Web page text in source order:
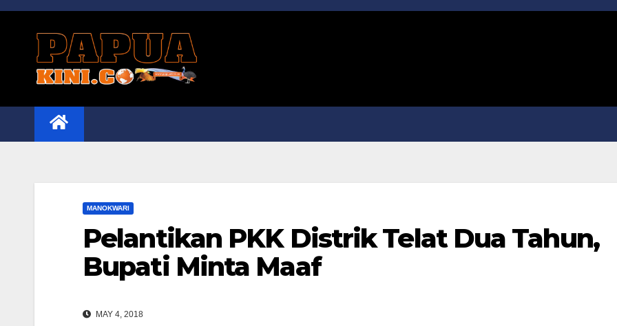
Skip
MANOKWARI
Pelantikan PKK Distrik Telat Dua Tahun,
Bupati Minta Maaf
MAY 4, 2018